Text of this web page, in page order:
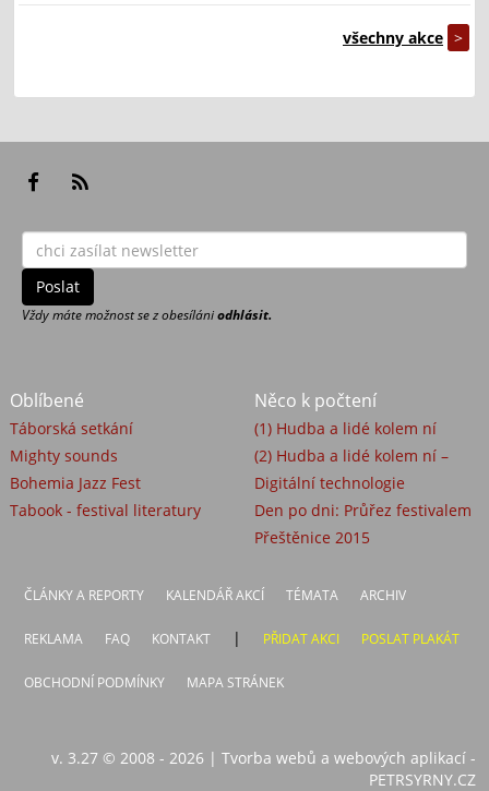
všechny akce >
Vždy máte možnost se z obesílániodhlásit.
Oblíbené
Táborská setkání
Mighty sounds
Bohemia Jazz Fest
Tabook - festival literatury
Něco k počtení
(1) Hudba a lidé kolem ní
(2) Hudba a lidé kolem ní –
Digitální technologie
Den po dni: Průřez festivalem
Přeštěnice 2015
ČLÁNKY A REPORTY KALENDÁŘ AKCÍ TÉMATA ARCHIV
REKLAMA FAQ KONTAKT | PŘIDAT AKCI POSLAT PLAKÁT
OBCHODNÍ PODMÍNKY MAPA STRÁNEK
v. 3.27 © 2008 - 2026 | Tvorba webů a webových aplikací -
PETRSYRNY.CZ